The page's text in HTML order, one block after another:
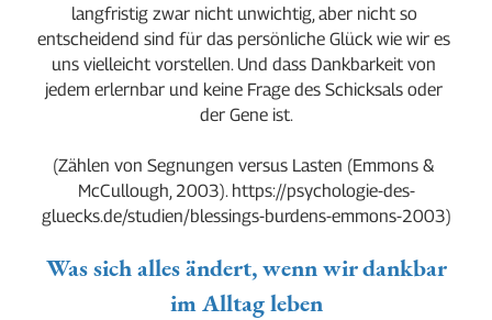
langfristig zwar nicht unwichtig, aber nicht so
entscheidend sind für das persönliche Glück wie wir es
uns vielleicht vorstellen. Und dass Dankbarkeit von
jedem erlernbar und keine Frage des Schicksals oder
der Gene ist.
(Zählen von Segnungen versus Lasten (Emmons &
McCullough, 2003). https://psychologie-des-
gluecks.de/studien/blessings-burdens-emmons-2003)
Was sich alles ändert, wenn wir dankbar
im Alltag leben